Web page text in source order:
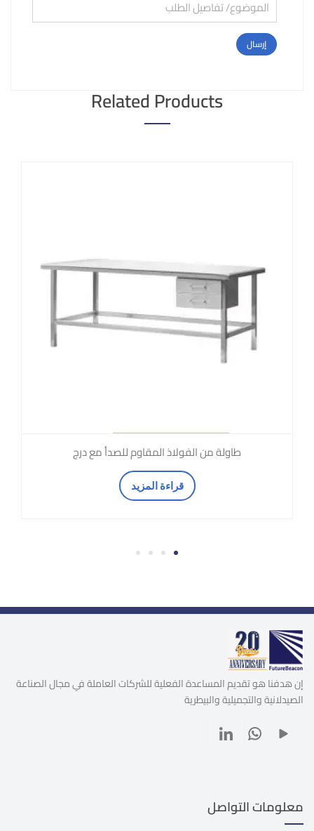
Related Products
طاولة من الفولاذ المقاوم للصدأ مع درج
قراءة المزيد
1
2
3
4
إن هدفنا هو تقديم المساعدة الفعلية للشركات العاملة في مجال الصناعة
الصيدلانية والتجميلية والبيطرية
معلومات التواصل